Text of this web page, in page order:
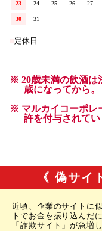
《 偽サイ
近頃、企業のサイトに
トでお金を振り込んだ
「詐欺サイト」が急増